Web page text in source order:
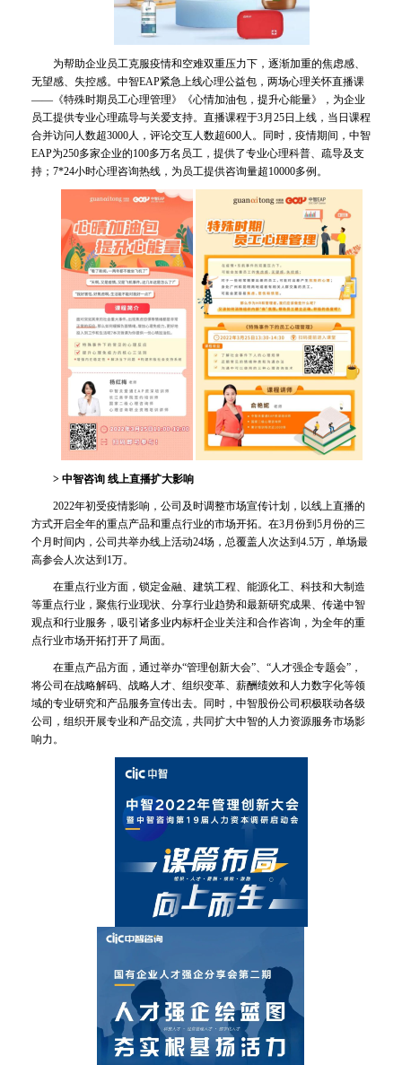
为帮助企业员工克服疫情和空难双重压力下，逐渐加重的焦虑感、
无望感、失控感。中智EAP紧急上线心理公益包，两场心理关怀直播课
——《特殊时期员工心理管理》《心情加油包，提升心能量》，为企业
员工提供专业心理疏导与关爱支持。直播课程于3月25日上线，当日课程
合并访问人数超3000人，评论交互人数超600人。同时，疫情期间，中智
EAP为250多家企业的100多万名员工，提供了专业心理科普、疏导及支
持；7*24小时心理咨询热线，为员工提供咨询量超10000多例。
> 中智咨询 线上直播扩大影响
2022年初受疫情影响，公司及时调整市场宣传计划，以线上直播的
方式开启全年的重点产品和重点行业的市场开拓。在3月份到5月份的三
个月时间内，公司共举办线上活动24场，总覆盖人次达到4.5万，单场最
高参会人次达到1万。
在重点行业方面，锁定金融、建筑工程、能源化工、科技和大制造
等重点行业，聚焦行业现状、分享行业趋势和最新研究成果、传递中智
观点和行业服务，吸引诸多业内标杆企业关注和合作咨询，为全年的重
点行业市场开拓打开了局面。
在重点产品方面，通过举办“管理创新大会”、“人才强企专题会”，
将公司在战略解码、战略人才、组织变革、薪酬绩效和人力数字化等领
域的专业研究和产品服务宣传出去。同时，中智股份公司积极联动各级
公司，组织开展专业和产品交流，共同扩大中智的人力资源服务市场影
响力。